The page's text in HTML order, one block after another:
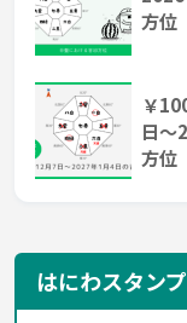
方位
￥
日～
方位
はにわスタンプ